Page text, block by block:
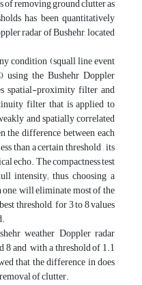
of removing ground clutter as
has been quantitatively
radar of Bushehr, located
condition (squall line event
using the Bushehr Doppler
spatial-proximity filter and
filter that is applied to
and spatially correlated
the difference between each
than a certain threshold , its
echo. The compactness test
intensity; thus, choosing a
will eliminate most of the
threshold, for 3 to 8 values
weather Doppler radar
8 and with a threshold of 1.1
that the difference in does
of clutter.